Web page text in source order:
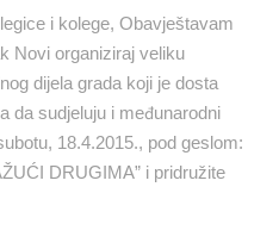
i kolege, Obavještavam
Novi organiziraj veliku
dijela grada koji je dosta
da sudjeluju i međunarodni
18.4.2015., pod geslom:
DRUGIMA” i pridružite